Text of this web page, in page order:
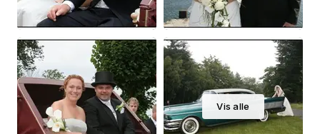
Vis alle